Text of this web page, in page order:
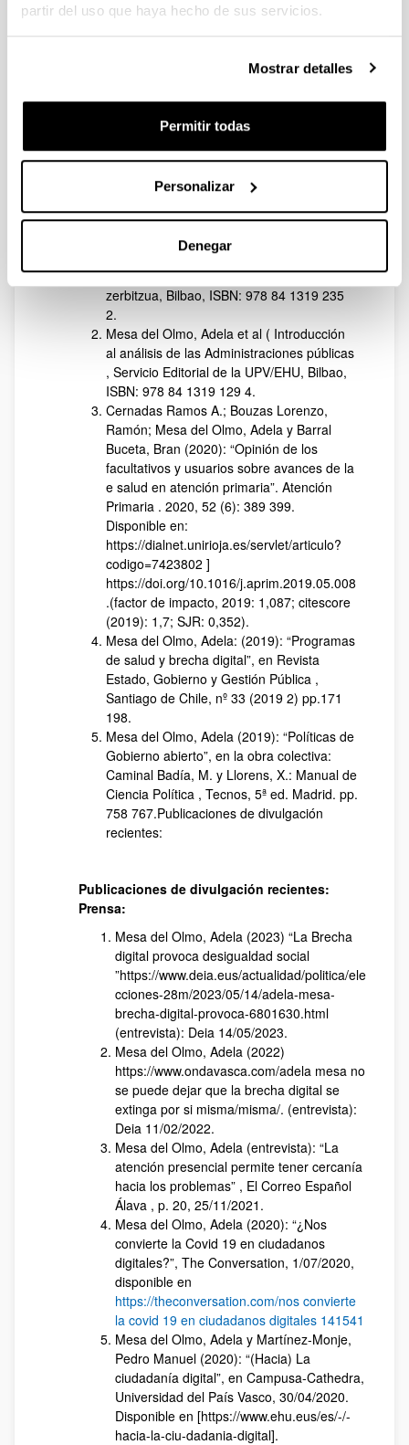
partir del uso que haya hecho de sus servicios.
Mostrar detalles
Permitir todas
Personalizar
Denegar
y Desarrollo Comunitario.
el Máster en Gobernanza y Estudios
Gobierno”, En el Máster en
Políticos.Políticos.
2.Publicaciones
Mesa del Olmo, Adela et al (2020):
Administrazio publikoen analisirako sarrera
, Euskal Herriko Unibertsitatea, Argitalpen
zerbitzua, Bilbao, ISBN: 978 84 1319 235
2.
Mesa del Olmo, Adela et al ( Introducción
al análisis de las Administraciones públicas
, Servicio Editorial de la UPV/EHU, Bilbao,
ISBN: 978 84 1319 129 4.
Cernadas Ramos A.; Bouzas Lorenzo,
Ramón; Mesa del Olmo, Adela y Barral
Buceta, Bran (2020): “Opinión de los
facultativos y usuarios sobre avances de la
e salud en atención primaria”. Atención
Primaria . 2020, 52 (6): 389 399.
Disponible en:
https://dialnet.unirioja.es/servlet/articulo?
codigo=7423802 ]
https://doi.org/10.1016/j.aprim.2019.05.008
.(factor de impacto, 2019: 1,087; citescore
(2019): 1,7; SJR: 0,352).
Mesa del Olmo, Adela: (2019): “Programas
de salud y brecha digital”, en Revista
Estado, Gobierno y Gestión Pública ,
Santiago de Chile, nº 33 (2019 2) pp.171
198.
Mesa del Olmo, Adela (2019): “Políticas de
Gobierno abierto”, en la obra colectiva:
Caminal Badía, M. y Llorens, X.: Manual de
Ciencia Política , Tecnos, 5ª ed. Madrid. pp.
758 767.Publicaciones de divulgación
recientes:
Publicaciones de divulgación recientes:
Prensa:
Mesa del Olmo, Adela (2023) “La Brecha
digital provoca desigualdad social
”https://www.deia.eus/actualidad/politica/ele
cciones-28m/2023/05/14/adela-mesa-
brecha-digital-provoca-6801630.html
(entrevista): Deia 14/05/2023.
Mesa del Olmo, Adela (2022)
https://www.ondavasca.com/adela mesa no
se puede dejar que la brecha digital se
extinga por si misma/misma/. (entrevista):
Deia 11/02/2022.
Mesa del Olmo, Adela (entrevista): “La
atención presencial permite tener cercanía
hacia los problemas” , El Correo Español
Álava , p. 20, 25/11/2021.
Mesa del Olmo, Adela (2020): “¿Nos
convierte la Covid 19 en ciudadanos
digitales?”, The Conversation, 1/07/2020,
disponible en
https://theconversation.com/nos convierte
la covid 19 en ciudadanos digitales 141541
Mesa del Olmo, Adela y Martínez-Monje,
Pedro Manuel (2020): “(Hacia) La
ciudadanía digital”, en Campusa-Cathedra,
Universidad del País Vasco, 30/04/2020.
Disponible en [https://www.ehu.eus/es/-/-
hacia-la-ciu-dadania-digital].